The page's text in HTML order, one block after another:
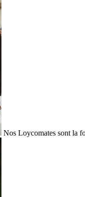
Nos Loycomates sont la